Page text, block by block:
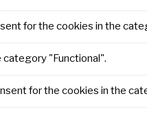
for the cookies in the
"Functional".
for the cookies in the